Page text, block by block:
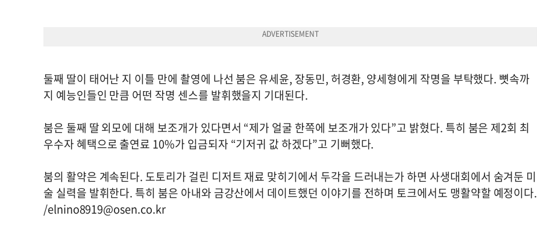
둘째 딸이 태어난 지 이틀 만에 촬영에 나선 붐은 유세윤, 장동민, 허경환, 양세형에게 작명을 부탁했다. 뼛속까
지 예능인들인 만큼 어떤 작명 센스를 발휘했을지 기대된다.
붐은 둘째 딸 외모에 대해 보조개가 있다면서 “제가 얼굴 한쪽에 보조개가 있다”고 밝혔다. 특히 붐은 제2회 최
우수자 혜택으로 출연료 10%가 입금되자 “기저귀 값 하겠다”고 기뻐했다.
붐의 활약은 계속된다. 도토리가 걸린 디저트 재료 맞히기에서 두각을 드러내는가 하면 사생대회에서 숨겨둔 미
술 실력을 발휘한다. 특히 붐은 아내와 금강산에서 데이트했던 이야기를 전하며 토크에서도 맹활약할 예정이다.
/elnino8919@osen.co.kr